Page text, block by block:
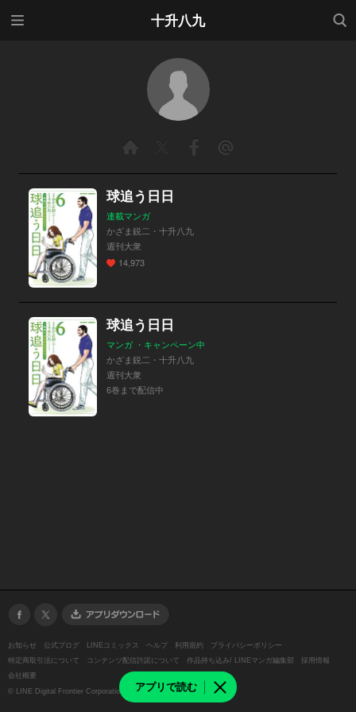
十升八九
検索
アプリで読む
球追う日日
連載マンガ
かざま鋭二・十升八九
週刊大衆
14,973
球追う日日
マンガ ・キャンペーン中
かざま鋭二・十升八九
週刊大衆
6巻まで配信中
お知らせ 公式ブログ LINEコミックス ヘルプ 利用規約
プライバシーポリシー
特定商取引法について
コンテンツ配信許諾について 作品持ち込み/ LINEマンガ編集部
採用情報
会社概要
© LINE Digital Frontier Corporation